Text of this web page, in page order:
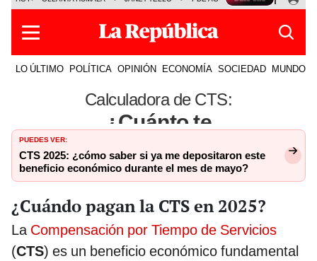
PUEDES VER:
CTS 2025: ¿cómo saber si ya me depositaron este
beneficio económico durante el mes de mayo?
¿Cuándo pagan la CTS en 2025?
La Compensación por Tiempo de Servicios
(CTS) es un beneficio económico fundamental